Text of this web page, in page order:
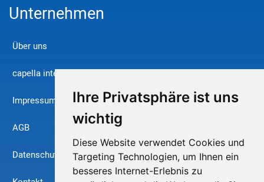
Ihre Privatsphäre ist uns
wichtig
Diese Website verwendet Cookies und
Targeting Technologien, um Ihnen ein
besseres Internet-Erlebnis zu
Unternehmen
Über uns
capella international
Impressum
AGB
Datenschutz